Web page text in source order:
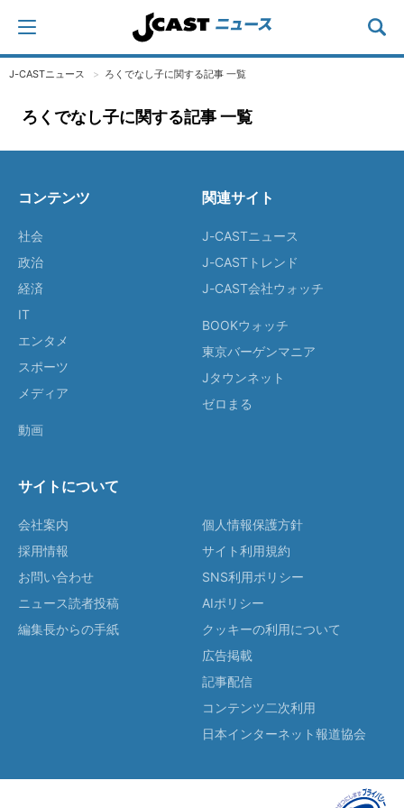
J-CASTニュース ろくでなし子に関する記事 一覧
ろくでなし子に関する記事 一覧
コンテンツ
社会
政治
経済
IT
エンタメ
スポーツ
メディア
動画
関連サイト
J-CASTニュース
J-CASTトレンド
J-CAST会社ウォッチ
BOOKウォッチ
東京バーゲンマニア
Jタウンネット
ゼロまる
サイトについて
会社案内
採用情報
お問い合わせ
ニュース読者投稿
編集長からの手紙
個人情報保護方針
サイト利用規約
SNS利用ポリシー
AIポリシー
クッキーの利用について
広告掲載
記事配信
コンテンツ二次利用
日本インターネット報道協会